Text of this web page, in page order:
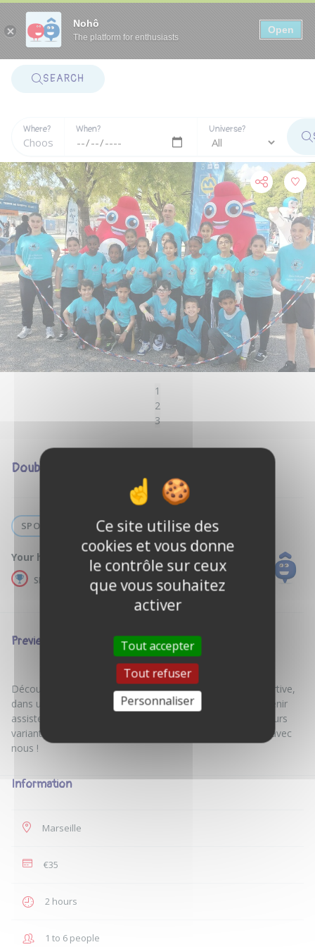
Nohô
The platform for enthusiasts
Open
SEARCH
Where? When? Universe?
1
2
3
Double Dutch et Jump Rope
SPORT
Your host : Yan E.
SPORTS EDUCATOR
Preview
Découverte du Double Dutch et de la Corde à Sauter Sportive,
dans une ambiance conviviale, petits et grands peuvent venir
assister à un cours d'essai. Cette discipline propose plusieurs
variantes ( Vitesse, Endurance, Freestyle...). Viens Jumper avec
Information
Marseille
€35
2 hours
1 to 6 people
Panneau de gestion des cookies
Ce site utilise des
cookies et vous donne
le contrôle sur ceux
que vous souhaitez
activer
Tout accepter
Tout refuser
Personnaliser